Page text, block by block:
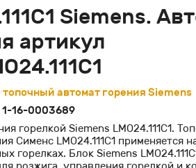
катушки
преобразователи
регулирующие
Siemens.
артикул
топочный автомат горения Siemens
1-16-0003689
горелкой Siemens LMO24.111C1.
Сименс LMO24.111C1 применяется
горелках. Блок Siemens